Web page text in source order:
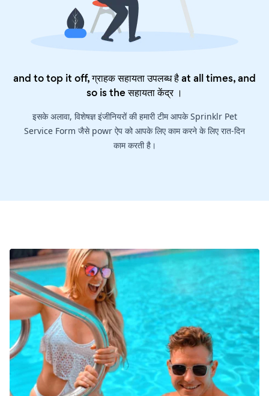
and to top it off, ग्राहक सहायता उपलब्ध है at all times, and
so is theसहायता केंद्र।
इसके अलावा, विशेषज्ञ इंजीनियरों की हमारी टीम आपके Sprinklr Pet
Service Form जैसे powr ऐप को आपके लिए काम करने के लिए रात-दिन
काम करती है।